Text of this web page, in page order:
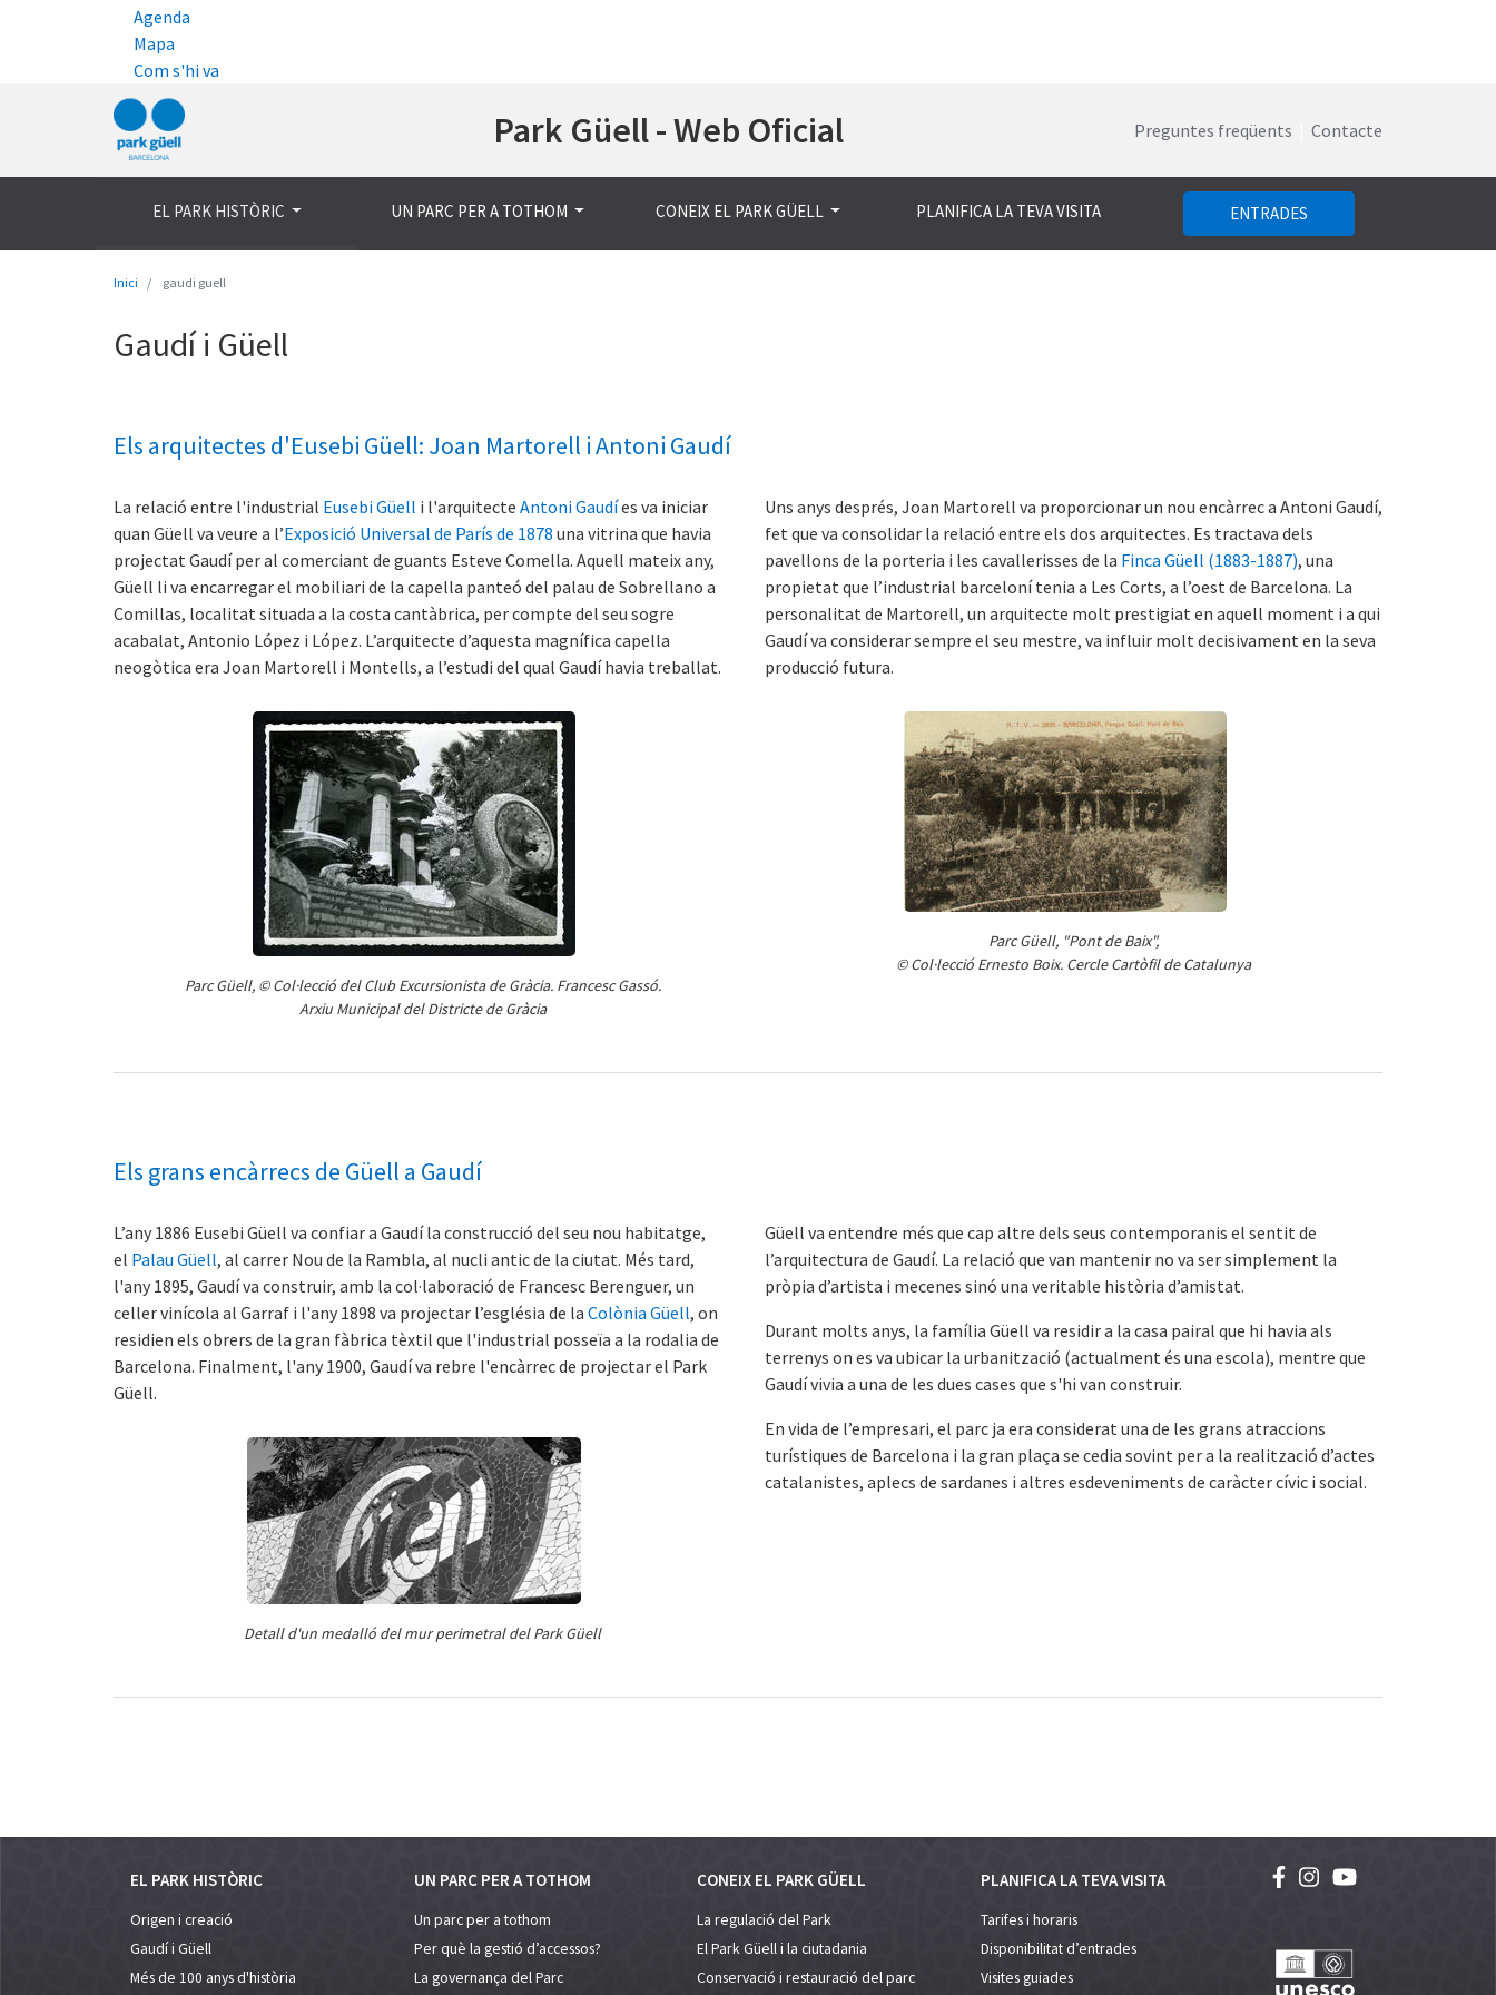
Agenda
Mapa
Com s'hi va
al
Park Güell - Web Oficial Preguntes freqüents Contacte
EL PARK HISTÒRIC UN PARC PER A TOTHOM CONEIX EL PARK GÜELL PLANIFICA LA TEVA VISITA ENTRADES
Inici gaudi guell
Gaudí i Güell
Els arquitectes d'Eusebi Güell: Joan Martorell i Antoni Gaudí
La relació entre l'industrial Eusebi Güell i l'arquitecte Antoni Gaudíes va iniciar
quan Güell va veure a l’Exposició Universal de París de 1878 una vitrina que havia
projectat Gaudí per al comerciant de guants Esteve Comella. Aquell mateix any,
Güell li va encarregar el mobiliari de la capella panteó del palau de Sobrellano a
Comillas, localitat situada a la costa cantàbrica, per compte del seu sogre
acabalat, Antonio López i López. L’arquitecte d’aquesta magnífica capella
neogòtica era Joan Martorell i Montells, a l’estudi del qual Gaudí havia treballat.
Parc Güell, © Col·lecció del Club Excursionista de Gràcia. Francesc Gassó.
Arxiu Municipal del Districte de Gràcia
Uns anys després, Joan Martorell va proporcionar un nou encàrrec a Antoni Gaudí,
fet que va consolidar la relació entre els dos arquitectes. Es tractava dels
pavellons de la porteria i les cavallerisses de la Finca Güell (1883-1887), una
propietat que l’industrial barceloní tenia a Les Corts, a l’oest de Barcelona. La
personalitat de Martorell, un arquitecte molt prestigiat en aquell moment i a qui
Gaudí va considerar sempre el seu mestre, va influir molt decisivament en la seva
producció futura.
Parc Güell, "Pont de Baix",
© Col·lecció Ernesto Boix. Cercle Cartòfil de Catalunya
Els grans encàrrecs de Güell a Gaudí
L’any 1886 Eusebi Güell va confiar a Gaudí la construcció del seu nou habitatge,
el Palau Güell, al carrer Nou de la Rambla, al nucli antic de la ciutat. Més tard,
l'any 1895, Gaudí va construir, amb la col·laboració de Francesc Berenguer, un
celler vinícola al Garraf i l'any 1898 va projectar l’església de la Colònia Güell, on
residien els obrers de la gran fàbrica tèxtil que l'industrial posseïa a la rodalia de
Barcelona. Finalment, l'any 1900, Gaudí va rebre l'encàrrec de projectar el Park
Güell.
Detall d'un medalló del mur perimetral del Park Güell
Güell va entendre més que cap altre dels seus contemporanis el sentit de
l’arquitectura de Gaudí. La relació que van mantenir no va ser simplement la
pròpia d’artista i mecenes sinó una veritable història d’amistat.
Durant molts anys, la família Güell va residir a la casa pairal que hi havia als
terrenys on es va ubicar la urbanització (actualment és una escola), mentre que
Gaudí vivia a una de les dues cases que s'hi van construir.
En vida de l’empresari, el parc ja era considerat una de les grans atraccions
turístiques de Barcelona i la gran plaça se cedia sovint per a la realització d’actes
catalanistes, aplecs de sardanes i altres esdeveniments de caràcter cívic i social.
EL PARK HISTÒRIC
Origen i creació
Gaudí i Güell
Més de 100 anys d'història
UN PARC PER A TOTHOM
Un parc per a tothom
Per què la gestió d’accessos?
La governança del Parc
CONEIX EL PARK GÜELL
La regulació del Park
El Park Güell i la ciutadania
Conservació i restauració del parc
PLANIFICA LA TEVA VISITA
Tarifes i horaris
Disponibilitat d’entrades
Visites guiades